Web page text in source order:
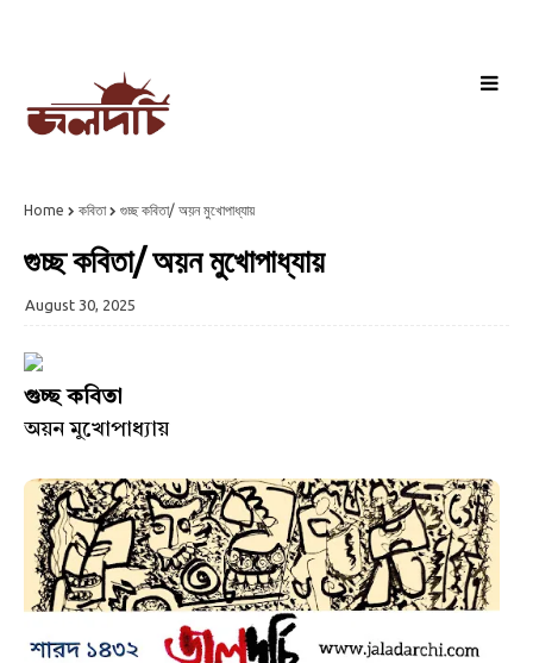
Home কবিতা গুচ্ছ কবিতা/ অয়ন মুখোপাধ্যায়
গুচ্ছ কবিতা/ অয়ন মুখোপাধ্যায়
August 30, 2025
গুচ্ছ কবিতা
অয়ন মুখোপাধ্যায়